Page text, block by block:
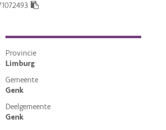
Provincie
Limburg
Gemeente
Genk
Deelgemeente
Genk